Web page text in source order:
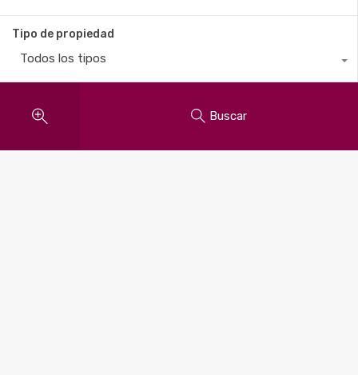
Tipo de propiedad
Todos los tipos
Buscar